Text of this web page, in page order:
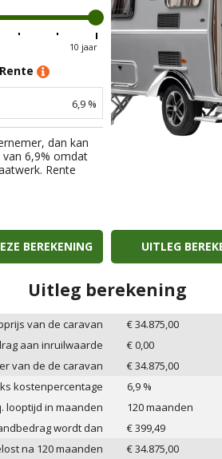
10 jaar
Rente
6,9 %
dan kan
6,9% omdat
Rente
BEREKENING UITLEG
Uitleg berekening
van de caravan €34.875,00
aan inruilwaarde
€0,00
van de de caravan
€34.875,00
kostenpercentage
6,9 %
looptijd in maanden
120maanden
wordt dan
€399,49
na 120maanden €34.875,00